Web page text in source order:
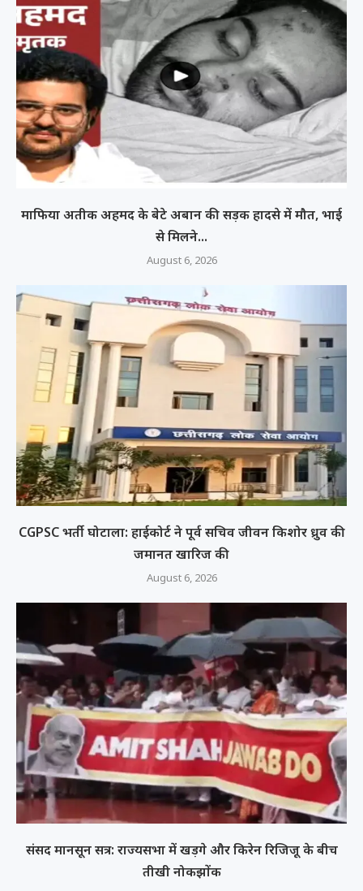
माफिया अतीक अहमद के बेटे अबान की सड़क हादसे में मौत, भाई
से मिलने...
August 6, 2026
CGPSC भर्ती घोटाला: हाईकोर्ट ने पूर्व सचिव जीवन किशोर ध्रुव की
जमानत खारिज की
August 6, 2026
संसद मानसून सत्र: राज्यसभा में खड़गे और किरेन रिजिजू के बीच
तीखी नोकझोंक